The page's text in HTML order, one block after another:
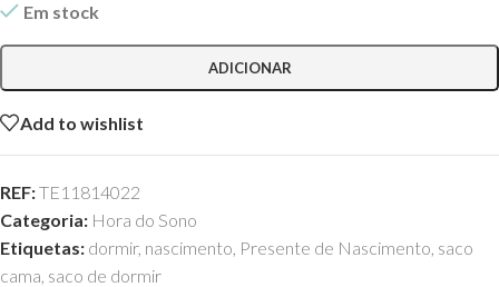
Em stock
ADICIONAR
Add to wishlist
REF:TE11814022
Categoria: Hora do Sono
Etiquetas: dormir, nascimento, Presente de Nascimento, saco
cama, saco de dormir